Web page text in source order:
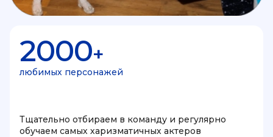
2000+
любимых персонажей
Тщательно отбираем в команду и регулярно
обучаем самых харизматичных актеров